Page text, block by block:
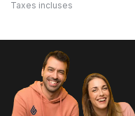
Taxes incluses